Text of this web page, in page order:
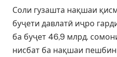
Соли гузашта нақшаи
буҷети давлатӣ иҷро
ба буҷет 46,9 млрд.
нисбат ба нақшаи